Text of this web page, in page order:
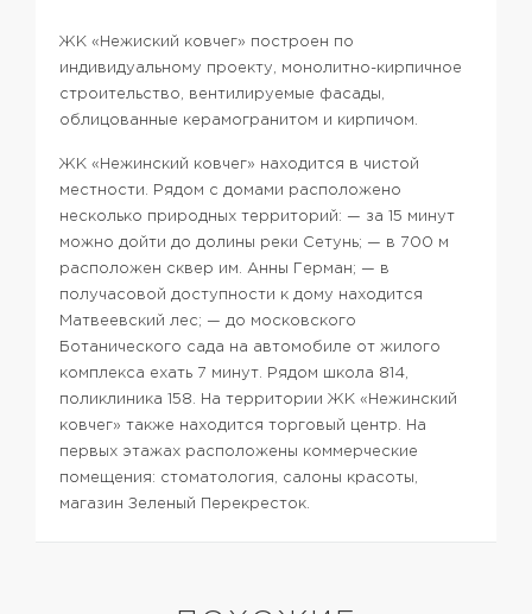
ЖК «Нежиский ковчег» построен по
индивидуальному проекту, монолитно-кирпичное
строительство, вентилируемые фасады,
облицованные керамогранитом и кирпичом.
ЖК «Нежинский ковчег» находится в чистой
местности. Рядом с домами расположено
несколько природных территорий: — за 15 минут
можно дойти до долины реки Сетунь; — в 700 м
расположен сквер им. Анны Герман; — в
получасовой доступности к дому находится
Матвеевский лес; — до московского
Ботанического сада на автомобиле от жилого
комплекса ехать 7 минут.
Рядом школа 814,
поликлиника 158.
На территории ЖК «Нежинский
ковчег» также находится торговый центр. На
первых этажах расположены коммерческие
помещения: стоматология, салоны красоты,
магазин Зеленый Перекресток.